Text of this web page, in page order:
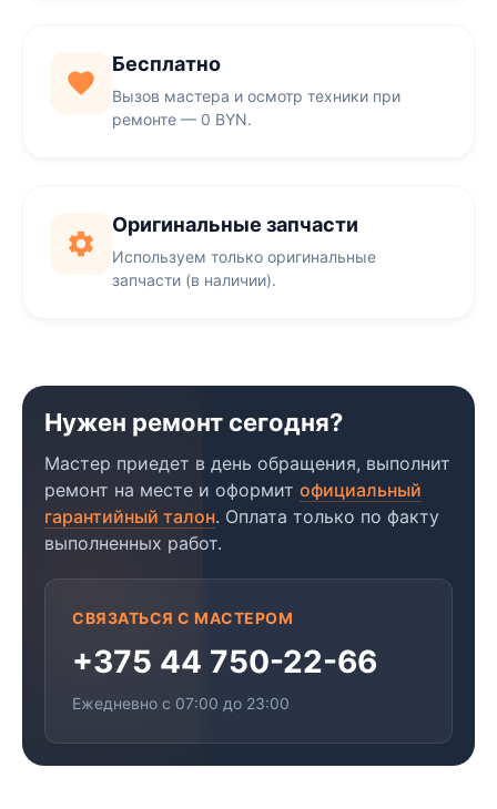
Бесплатно
Вызов мастера и осмотр техники при
ремонте — 0 BYN.
Оригинальные запчасти
Используем только оригинальные
запчасти (в наличии).
Нужен ремонт сегодня?
Мастер приедет в день обращения, выполнит
ремонт на месте и оформит официальный
гарантийный талон. Оплата только по факту
выполненных работ.
СВЯЗАТЬСЯ С МАСТЕРОМ
+375 44 750-22-66
Ежедневно с 07:00 до 23:00